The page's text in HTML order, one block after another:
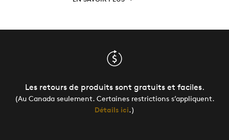
Les retours de produits sont gratuits et faciles.
(Au Canada seulement. Certaines restrictions s’appliquent.
Détails ici.)